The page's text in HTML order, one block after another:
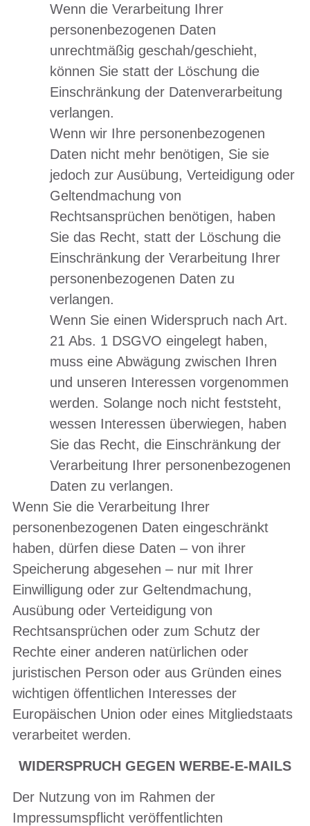
Wenn die Verarbeitung Ihrer
personenbezogenen Daten
unrechtmäßig geschah/geschieht,
können Sie statt der Löschung die
Einschränkung der Datenverarbeitung
verlangen.
Wenn wir Ihre personenbezogenen
Daten nicht mehr benötigen, Sie sie
jedoch zur Ausübung, Verteidigung oder
Geltendmachung von
Rechtsansprüchen benötigen, haben
Sie das Recht, statt der Löschung die
Einschränkung der Verarbeitung Ihrer
personenbezogenen Daten zu
verlangen.
Wenn Sie einen Widerspruch nach Art.
21 Abs. 1 DSGVO eingelegt haben,
muss eine Abwägung zwischen Ihren
und unseren Interessen vorgenommen
werden. Solange noch nicht feststeht,
wessen Interessen überwiegen, haben
Sie das Recht, die Einschränkung der
Verarbeitung Ihrer personenbezogenen
Daten zu verlangen.
Wenn Sie die Verarbeitung Ihrer
personenbezogenen Daten eingeschränkt
haben, dürfen diese Daten – von ihrer
Speicherung abgesehen – nur mit Ihrer
Einwilligung oder zur Geltendmachung,
Ausübung oder Verteidigung von
Rechtsansprüchen oder zum Schutz der
Rechte einer anderen natürlichen oder
juristischen Person oder aus Gründen eines
wichtigen öffentlichen Interesses der
Europäischen Union oder eines Mitgliedstaats
verarbeitet werden.
WIDERSPRUCH GEGEN WERBE-E-MAILS
Der Nutzung von im Rahmen der
Impressumspflicht veröffentlichten